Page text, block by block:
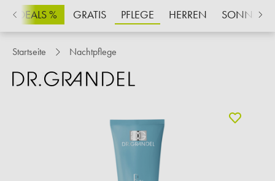
% GRATIS PFLEGE HERREN SONNE
Startseite Nachtpflege